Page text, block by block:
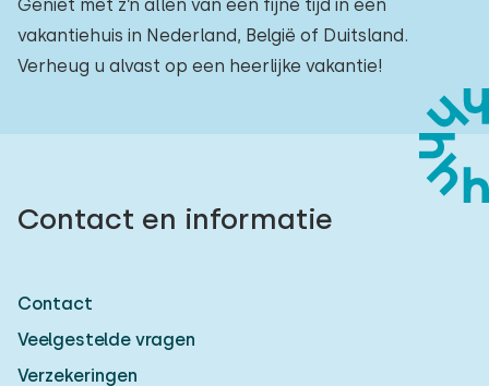
Geniet met z’n allen van een fijne tijd in een
vakantiehuis in Nederland, België of Duitsland.
Verheug u alvast op een heerlijke vakantie!
Contact en informatie
Contact
Veelgestelde vragen
Verzekeringen